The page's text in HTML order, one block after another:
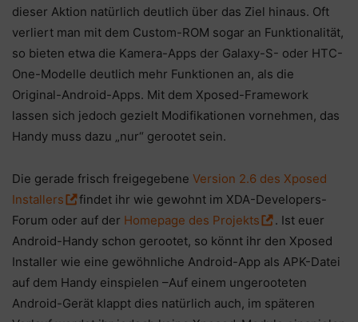
dieser Aktion natürlich deutlich über das Ziel hinaus. Oft
verliert man mit dem Custom-ROM sogar an Funktionalität,
so bieten etwa die Kamera-Apps der Galaxy-S- oder HTC-
One-Modelle deutlich mehr Funktionen an, als die
Original-Android-Apps. Mit dem Xposed-Framework
lassen sich jedoch gezielt Modifikationen vornehmen, das
Handy muss dazu „nur“ gerootet sein.
Die gerade frisch freigegebene Version 2.6 des Xposed
Installers
findet ihr wie gewohnt im XDA-Developers-
Forum oder auf der Homepage des Projekts
. Ist euer
Android-Handy schon gerootet, so könnt ihr den Xposed
Installer wie eine gewöhnliche Android-App als APK-Datei
auf dem Handy einspielen –Auf einem ungerooteten
Android-Gerät klappt dies natürlich auch, im späteren